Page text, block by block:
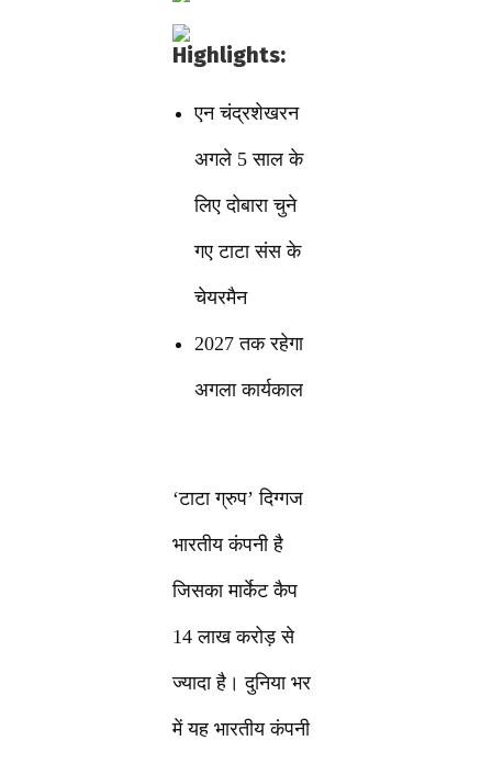
Highlights:
एन चंद्रशेखरन
अगले 5 साल के
लिए दोबारा चुने
गए टाटा संस के
चेयरमैन
2027 तक रहेगा
अगला कार्यकाल
‘टाटा ग्रुप’ दिग्गज
भारतीय कंपनी है
जिसका मार्केट कैप
14 लाख करोड़ से
ज्यादा है। दुनिया भर
में यह भारतीय कंपनी